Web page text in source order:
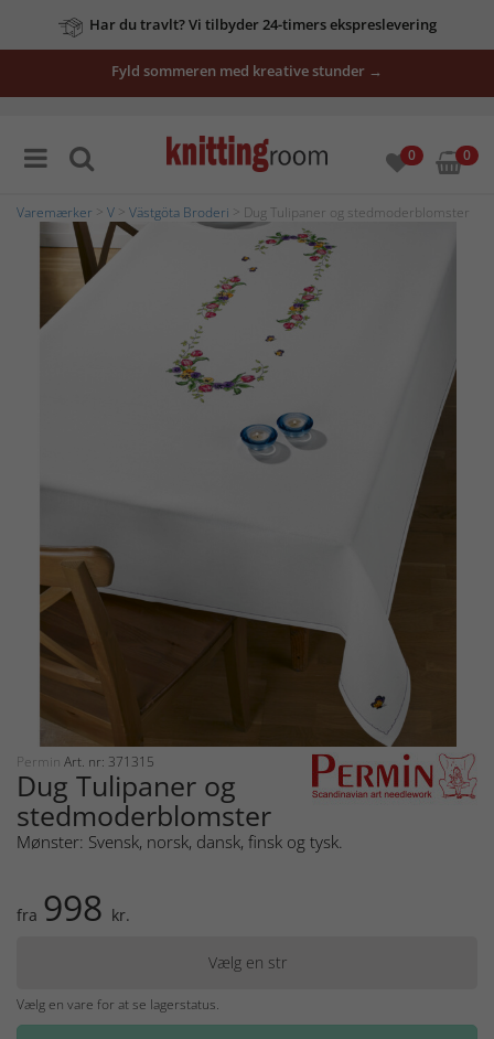
Har du travlt? Vi tilbyder 24-timers ekspreslevering
Fyld sommeren med kreative stunder →
0 0
Varemærker V Västgöta Broderi > Dug Tulipaner og stedmoderblomster
Permin Art. nr: 371315
Dug Tulipaner og
stedmoderblomster
Mønster: Svensk, norsk, dansk, finsk og tysk.
fra 998 kr.
Vælg en str
Vælg en vare for at se lagerstatus.